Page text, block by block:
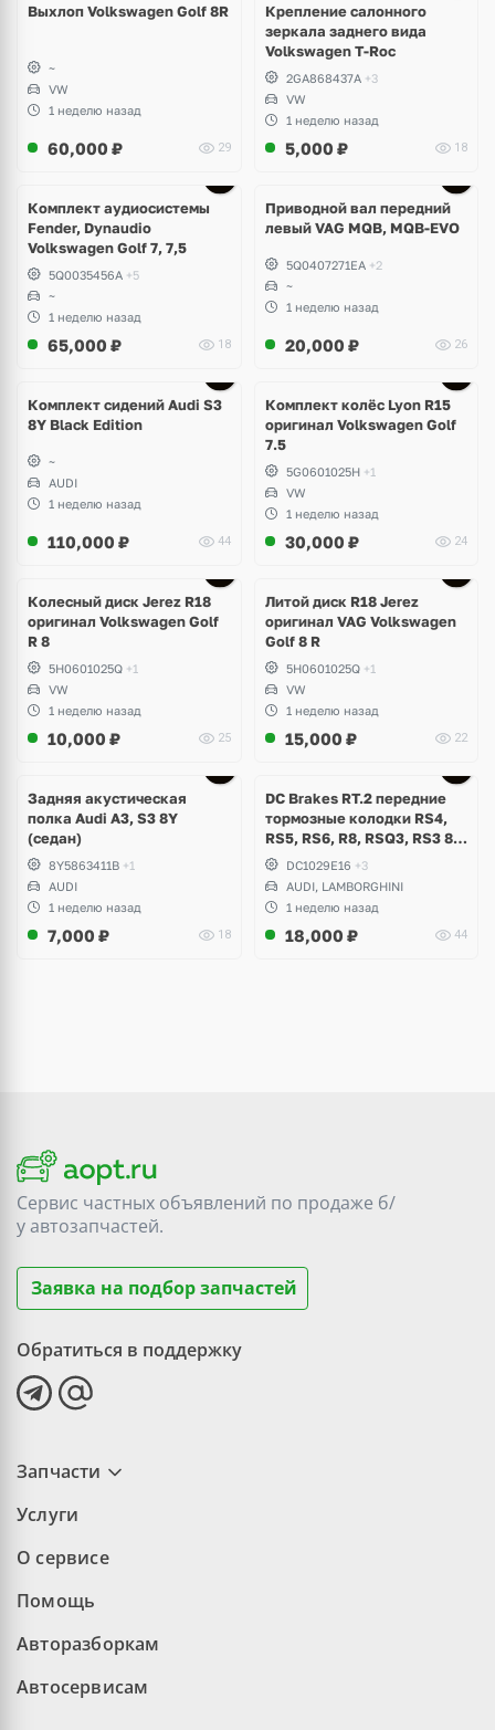
Выхлоп Volkswagen Golf 8R
~
VW
1 неделю назад
60,000 ₽ 29
Крепление салонного
зеркала заднего вида
Volkswagen T-Roc
2GA868437A +3
VW
1 неделю назад
5,000 ₽ 18
Комплект аудиосистемы
Fender, Dynaudio
Volkswagen Golf 7, 7,5
5Q0035456A +5
~
1 неделю назад
65,000 ₽ 18
Приводной вал передний
левый VAG MQB, MQB-EVO
5Q0407271EA +2
~
1 неделю назад
20,000 ₽ 26
Комплект сидений Audi S3
8Y Black Edition
~
AUDI
1 неделю назад
110,000 ₽ 44
Комплект колёс Lyon R15
оригинал Volkswagen Golf
7.5
5G0601025H +1
VW
1 неделю назад
30,000 ₽ 24
Колесный диск Jerez R18
оригинал Volkswagen Golf
R 8
5H0601025Q +1
VW
1 неделю назад
10,000 ₽ 25
Литой диск R18 Jerez
оригинал VAG Volkswagen
Golf 8 R
5H0601025Q +1
VW
1 неделю назад
15,000 ₽ 22
Задняя акустическая
полка Audi A3, S3 8Y
(седан)
8Y5863411B +1
AUDI
1 неделю назад
7,000 ₽ 18
DC Brakes RT.2 передние
тормозные колодки RS4,
RS5, RS6, R8, RSQ3, RS3 8V
(комплект 8 шт)
DC1029E16 +3
AUDI, LAMBORGHINI
1 неделю назад
18,000 ₽ 44
Сервис частных объявлений по продаже б/
уавтозапчастей.
Заявка на подбор запчастей
Обратиться в поддержку
Запчасти
Услуги
О сервисе
Помощь
Авторазборкам
Автосервисам